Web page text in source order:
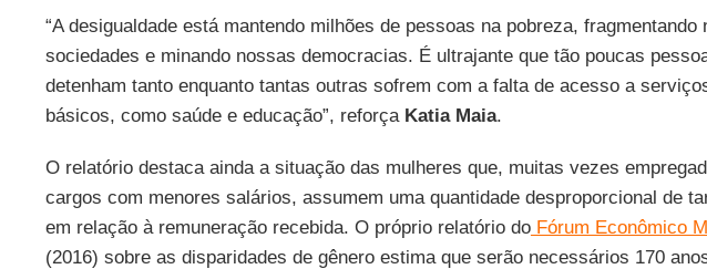
“A desigualdade está mantendo milhões de pessoas na pobreza, fragmentando
sociedades e minando nossas democracias. É ultrajante que tão poucas
detenham tanto enquanto tantas outras sofrem com a falta de acesso a
básicos, como saúde e educação”, reforça Katia Maia.
O relatório destaca ainda a situação das mulheres que, muitas vezes
cargos com menores salários, assumem uma quantidade desproporcional de
em relação à remuneração recebida. O próprio relatório doFórum Econômico
(2016) sobre as disparidades de gênero estima que serão necessários 170